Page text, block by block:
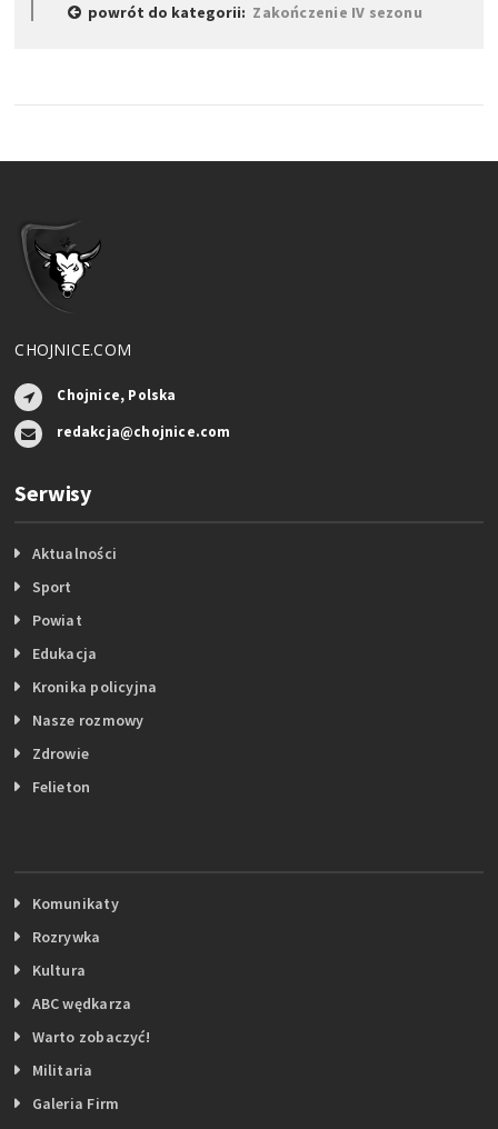
powrót do kategorii: Zakończenie IV sezonu
CHOJNICE.COM
Chojnice, Polska
redakcja@chojnice.com
Serwisy
Aktualności
Sport
Powiat
Edukacja
Kronika policyjna
Nasze rozmowy
Zdrowie
Felieton
Komunikaty
Rozrywka
Kultura
ABC wędkarza
Warto zobaczyć!
Militaria
Galeria Firm